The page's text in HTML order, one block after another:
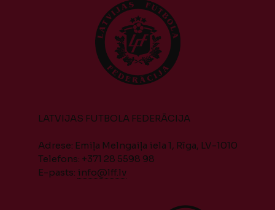
LATVIJAS FUTBOLA FEDERĀCIJA
Adrese: Emiļa Melngaiļa iela 1, Rīga, LV-1010
Telefons: +371 28 5598 98
E-pasts: info@lff.lv